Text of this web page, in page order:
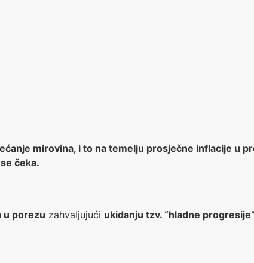
mirovina, i to na temelju prosječne inflacije u
čeka.
u porezu zahvaljujući ukidanju tzv. “hladne progresije”